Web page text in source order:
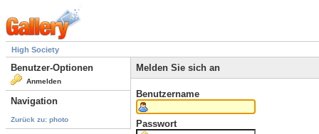
High Society
Benutzer-Optionen
Anmelden
Navigation
Zurück zu: photo
Melden Sie sich an
Benutzername
Passwort